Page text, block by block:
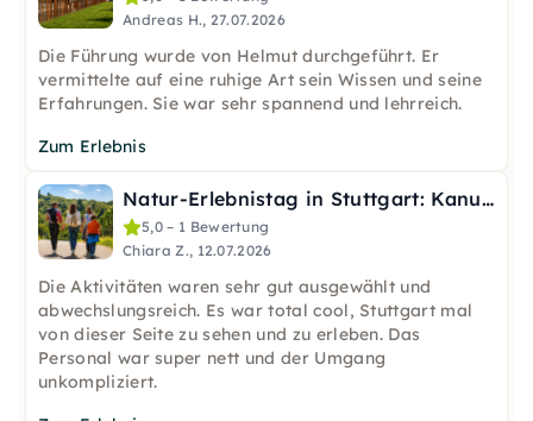
Andreas H., 27.07.2026
Die Führung wurde von Helmut durchgeführt. Er
vermittelte auf eine ruhige Art sein Wissen und seine
Erfahrungen. Sie war sehr spannend und lehrreich.
Zum Erlebnis
Natur-Erlebnistag in Stuttgart: Kanutour & Weinberge
5,0 – 1 Bewertung
Chiara Z., 12.07.2026
Die Aktivitäten waren sehr gut ausgewählt und
abwechslungsreich. Es war total cool, Stuttgart mal
von dieser Seite zu sehen und zu erleben. Das
Personal war super nett und der Umgang
unkompliziert.